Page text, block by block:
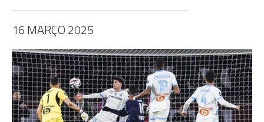
16 MARÇO 2025